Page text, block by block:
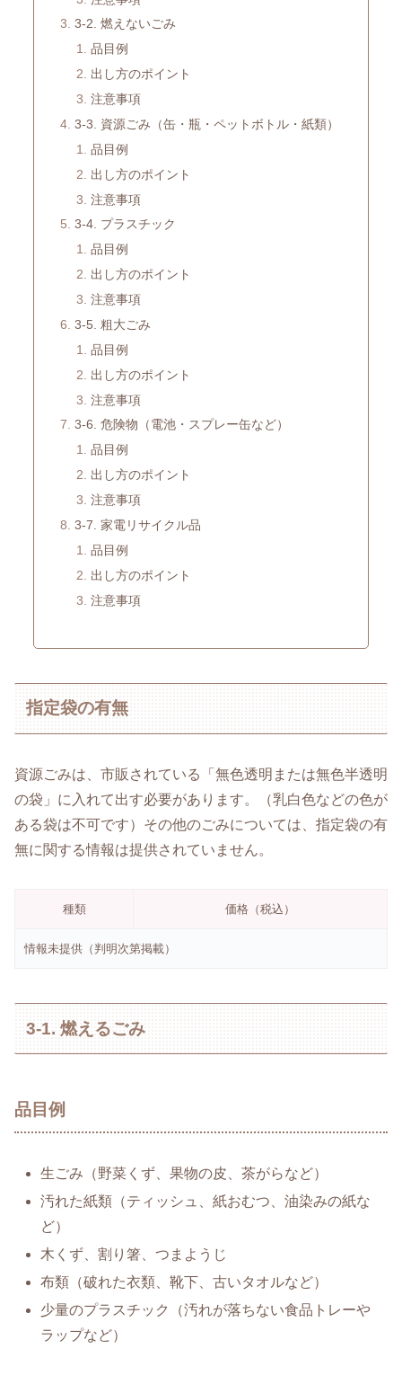
3-2. 燃えないごみ
品目例
出し方のポイント
注意事項
3-3. 資源ごみ（缶・瓶・ペットボトル・紙類）
品目例
出し方のポイント
注意事項
3-4. プラスチック
品目例
出し方のポイント
注意事項
3-5. 粗大ごみ
品目例
出し方のポイント
注意事項
3-6. 危険物（電池・スプレー缶など）
品目例
出し方のポイント
注意事項
3-7. 家電リサイクル品
品目例
出し方のポイント
注意事項
指定袋の有無
資源ごみは、市販されている「無色透明または無色半透明
の袋」に入れて出す必要があります。（乳白色などの色が
ある袋は不可です）その他のごみについては、指定袋の有
無に関する情報は提供されていません。
種類 価格（税込）
情報未提供（判明次第掲載）
3-1. 燃えるごみ
品目例
生ごみ（野菜くず、果物の皮、茶がらなど）
汚れた紙類（ティッシュ、紙おむつ、油染みの紙な
ど）
木くず、割り箸、つまようじ
布類（破れた衣類、靴下、古いタオルなど）
少量のプラスチック（汚れが落ちない食品トレーや
ラップなど）